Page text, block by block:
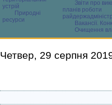
устрій
Природні
ресурси
Звіти про
планів роботи
Вакансії.
Очищення
Четвер, 29 серпня